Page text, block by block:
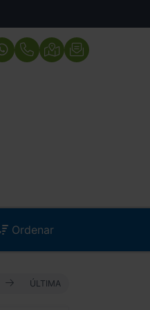
Ordenar
SIGUIENTE
ÚLTIMA